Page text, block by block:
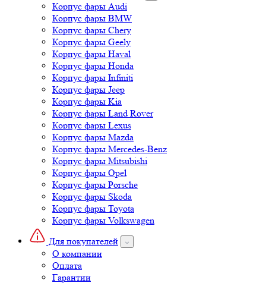
Корпус фары Audi
Корпус фары BMW
Корпус фары Chery
Корпус фары Geely
Корпус фары Haval
Корпус фары Honda
Корпус фары Infiniti
Корпус фары Jeep
Корпус фары Kia
Корпус фары Land Rover
Корпус фары Lexus
Корпус фары Mazda
Корпус фары Mercedes-Benz
Корпус фары Mitsubishi
Корпус фары Opel
Корпус фары Porsche
Корпус фары Skoda
Корпус фары Toyota
Корпус фары Volkswagen
Для покупателей
О компании
Оплата
Гарантии